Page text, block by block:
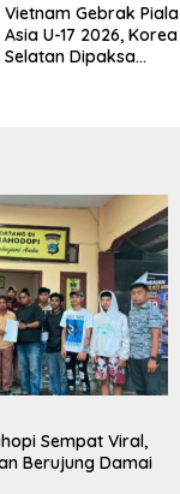
Vietnam Gebrak Piala
Asia U-17 2026, Korea
Selatan Dipaksa
Sempat Viral,
Berujung Damai